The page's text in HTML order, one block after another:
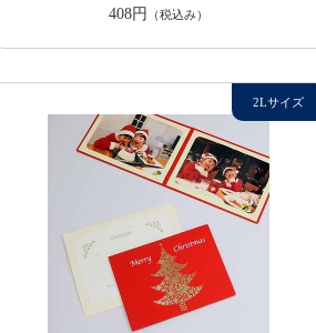
408円
（税込み）